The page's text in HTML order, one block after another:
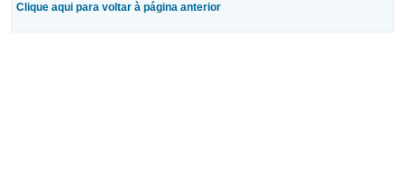
Clique aqui para voltar à página anterior